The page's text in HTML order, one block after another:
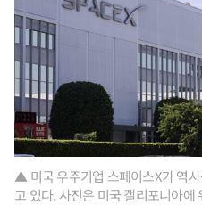
▲ 미국 우주기업 스페이스X가 역
고 있다. 사진은 미국 캘리포니아에